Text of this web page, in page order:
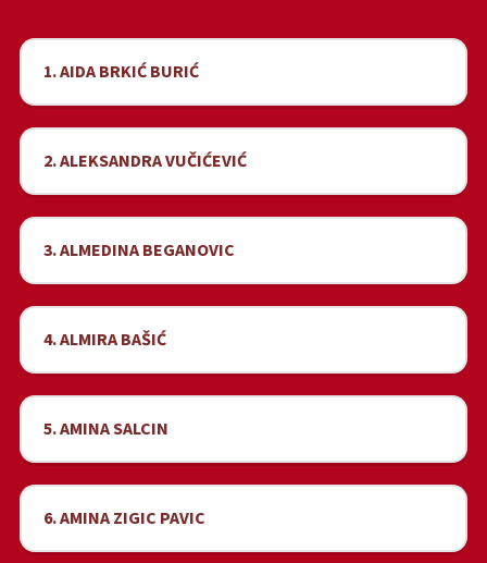
1. AIDA BRKIĆ BURIĆ
2. ALEKSANDRA VUČIĆEVIĆ
3. ALMEDINA BEGANOVIC
4. ALMIRA BAŠIĆ
5. AMINA SALCIN
6. AMINA ZIGIC PAVIC